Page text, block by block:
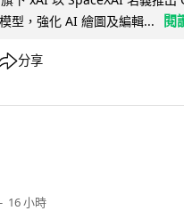
型，強化 AI 繪圖及編輯...
閱
分享
16 小時